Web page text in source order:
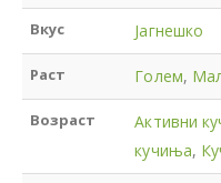
Вкус Јагнешко
Раст Голем,
Возраст Активни
кучиња,